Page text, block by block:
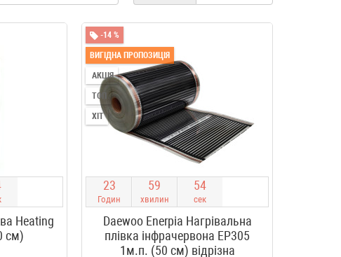
Heating
см)
-14 %
ВИГІДНА ПРОПОЗИЦІЯ
АКЦІЯ
ТОП
ХІТ
23
Годин
59
хвилин
53
сек
Daewoo Enerpia Нагрівальна
плівка інфрачервона EP305
1м.п. (50 см) відрізна